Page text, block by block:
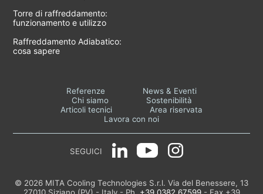
Torre di raffreddamento:
funzionamento e utilizzo
Raffreddamento Adiabatico:
cosa sapere
Referenze
News & Eventi
Chi siamo
Sostenibilità
Articoli tecnici
Area riservata
Lavora con noi
SEGUICI
© 2026 MITA Cooling Technologies S.r.l. Via del Benessere, 13
27010 Siziano (PV) - Italy - Ph. +39 0382 67599- Fax +39